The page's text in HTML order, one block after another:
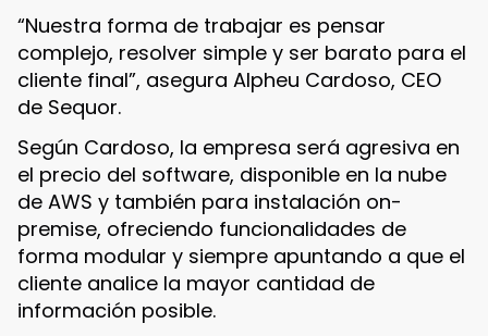
“Nuestra forma de trabajar es pensar
complejo, resolver simple y ser barato para el
cliente final”, asegura Alpheu Cardoso, CEO
de Sequor.
Según Cardoso, la empresa será agresiva en
el precio del software, disponible en la nube
de AWS y también para instalación on-
premise, ofreciendo funcionalidades de
forma modular y siempre apuntando a que el
cliente analice la mayor cantidad de
información posible.